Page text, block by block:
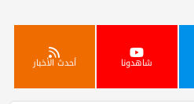
شاهدونا أحدث الأخبار